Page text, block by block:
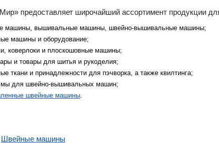
предоставляет широчайший ассортимент продукции
машины, вышивальные машины, швейно-вышивальные машины;
машины и оборудование;
коверлоки и плоскошовные машины;
и товары для шитья и рукоделия;
ткани и принадлежности для пэчворка, а также квилтинга;
для швейно-вышивальных машин;
швейные машины
Швейные машины